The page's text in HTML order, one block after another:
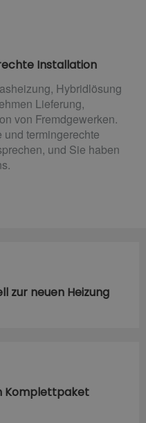
Installation
Hybridlösung
Lieferung,
von Fremdgewerken.
termingerechte
und Sie haben
zur neuen Heizung
Komplettpaket